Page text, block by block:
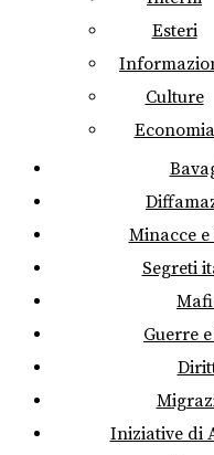
Esteri
Culture
Economia
Minacce
Segreti
Guerre
Iniziative di